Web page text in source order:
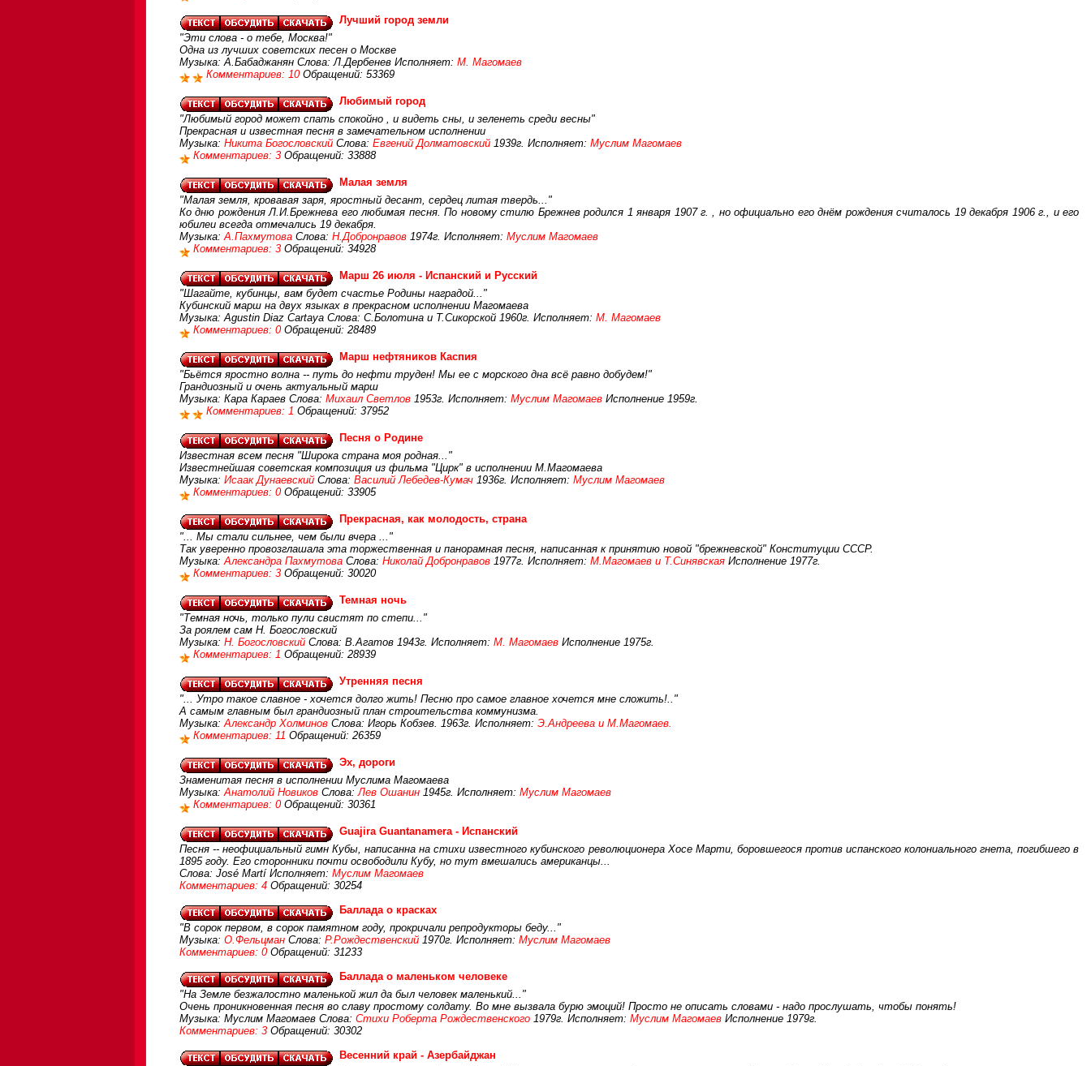
Лучший город земли
"Эти слова - о тебе, Москва!"
Одна из лучших советских песен о Москве
Музыка: А.Бабаджанян Слова: Л.Дербенев Исполняет: М. Магомаев
Комментариев: 10 Обращений: 53369
Любимый город
"Любимый город может спать спокойно , и видеть сны, и зеленеть среди весны"
Прекрасная и известная песня в замечательном исполнении
Музыка: Никита Богословский Слова: Евгений Долматовский 1939г. Исполняет: Муслим Магомаев
Комментариев: 3 Обращений: 33888
Малая земля
"Малая земля, кровавая заря, яростный десант, сердец литая твердь..."
Ко дню рождения Л.И.Брежнева его любимая песня. По новому стилю Брежнев родился 1 января 1907 г. , но официально его днём рождения считалось 19 декабря 1906 г., и его
юбилеи всегда отмечались 19 декабря.
Музыка:А.Пахмутова Слова: Н.Добронравов 1974г. Исполняет: Муслим Магомаев
Комментариев: 3 Обращений: 34928
Марш 26 июля - Испанский и Русский
"Шагайте, кубинцы, вам будет счастье Родины наградой..."
Кубинский марш на двух языках в прекрасном исполнении Магомаева
Музыка: Agustin Diaz Cartaya Слова: С.Болотина и Т.Сикорской 1960г. Исполняет: М. Магомаев
Комментариев: 0 Обращений: 28489
Марш нефтяников Каспия
"Бьётся яростно волна -- путь до нефти труден! Мы ее с морского дна всё равно добудем!"
Грандиозный и очень актуaльный марш
Музыка: Кара Караев Слова: Михаил Светлов 1953г. Исполняет: Муслим Магомаев Исполнение 1959г.
Комментариев: 1 Обращений: 37952
Песня о Родине
Известная всем песня "Широка страна моя родная..."
Известнейшая советская композиция из фильма "Цирк" в исполнении М.Магомаева
Музыка: Исаак Дунаевский Слова: Василий Лебедев-Кумач 1936г. Исполняет: Муслим Магомаев
Комментариев: 0 Обращений: 33905
Прекрасная, как молодость, страна
"... Мы стали сильнее, чем были вчера ..."
Так уверенно провозглашала эта торжественная и панорамная песня, написанная к принятию новой "брежневской" Конституции СССР.
Музыка:Александра Пахмутова Слова: Николай Добронравов 1977г. Исполняет: М.Магомаев и Т.Синявская Исполнение 1977г.
Комментариев: 3 Обращений: 30020
Темная ночь
"Темная ночь, только пули свистят по степи..."
За роялем сам Н. Богословский
Музыка: Н. Богословский Слова: В.Агатов 1943г. Исполняет: М. Магомаев Исполнение 1975г.
Комментариев: 1 Обращений: 28939
Утренняя песня
"... Утро такое славное - хочется долго жить! Песню про самое главное хочется мне сложить!.."
А самым главным был грандиозный план строительства коммунизма.
Музыка:Александр Холминов Слова: Игорь Кобзев. 1963г. Исполняет: Э.Андреева и М.Магомаев.
Комментариев: 11 Обращений: 26359
Эх, дороги
Знаменитая песня в исполнении Муслима Магомаева
Музыка:Анатолий Новиков Слова:Лев Ошанин 1945г. Исполняет: Муслим Магомаев
Комментариев: 0 Обращений: 30361
Guajira Guantanamera - Испанский
Песня -- неофициальный гимн Кубы, написанна на стихи известного кубинского революционера Хосе Марти, боровшегося против испанского колониального гнета, погибшего в
1895 году. Его сторонники почти освободили Кубу, но тут вмешались американцы...
Слова: José Martí Исполняет: Муслим Магомаев
Комментариев: 4 Обращений: 30254
Баллада о красках
"В сорок первом, в сорок памятном году, прокричали репродукторы беду..."
Музыка: О.Фельцман Слова: Р.Рождественский 1970г. Исполняет: Муслим Магомаев
Комментариев: 0 Обращений: 31233
Баллада о маленьком человеке
"На Земле безжалостно маленькой жил да был человек маленький..."
Очень проникновенная песня во славу простому солдату. Во мне вызвала бурю эмоций! Просто не описать словами - надо прослушать, чтобы понять!
Музыка: Муслим Магомаев Слова: Стихи Роберта Рождественского 1979г. Исполняет: Муслим Магомаев Исполнение 1979г.
Комментариев: 3 Обращений: 30302
Весенний край - Азербайджан